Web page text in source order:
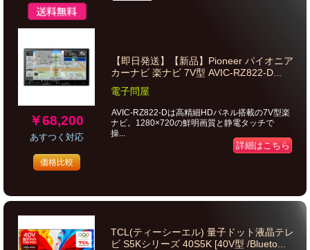
￥68,200
あすつく対応
価格比較
【即日発送】【新品】Pioneer パイオニア
カーナビ 楽ナビ 7V型 AVIC-RZ822-D...
電子問屋
AVIC-RZ822-Dは高精細HDパネル搭載の7V型楽
ナビ。1280×720の鮮明画質と静電タッチで
操...
詳細はこちら
TCL(ティーシーエル) 量子ドット液晶テレ
ビ S5Kシリーズ 40S5K [40V型 /Blueto...